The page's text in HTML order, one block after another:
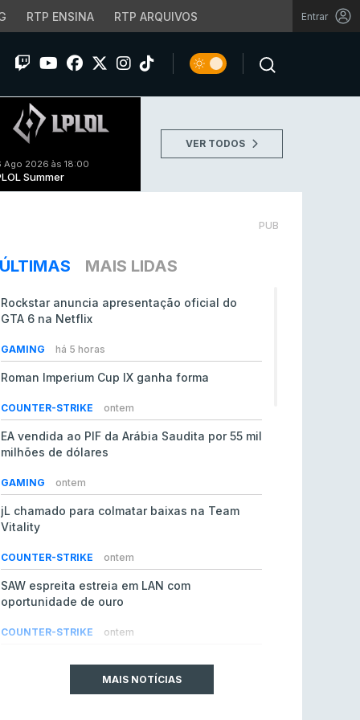
RTP ENSINA RTP ARQUIVOS Entrar
Ago 2026 às 18:00
Summer
VER TODOS
PUB
ÚLTIMAS MAIS LIDAS
Rockstar anuncia apresentação oficial do
GTA 6 na Netflix
GAMING há 5 horas
Roman Imperium Cup IX ganha forma
COUNTER-STRIKE ontem
EA vendida ao PIF da Arábia Saudita por 55 mil
milhões de dólares
GAMING ontem
jL chamado para colmatar baixas na Team
Vitality
COUNTER-STRIKE ontem
SAW espreita estreia em LAN com
oportunidade de ouro
COUNTER-STRIKE ontem
do Counter-Strike 2MAIS NOTÍCIAS